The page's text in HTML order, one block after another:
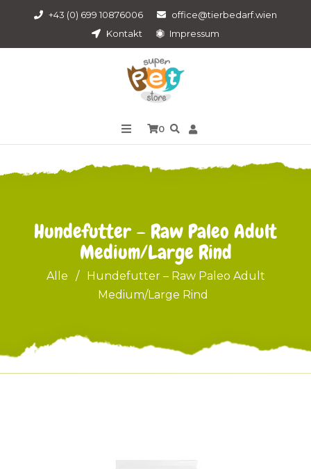
+43 (0) 699 10876006
office@tierbedarf.wien
Kontakt
Impressum
0
Hundefutter – Raw Paleo Adult
Medium/Large Rind
Alle /
Hundefutter – Raw Paleo Adult
Medium/Large Rind